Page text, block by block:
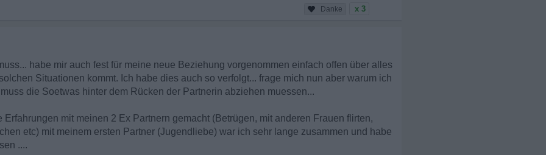
x 3
habe mir auch fest für meine neue Beziehung vorgenommen einfach offen über alles
Situationen kommt. Ich habe dies auch so verfolgt... frage mich nun aber warum ich
die Soetwas hinter dem Rücken der Partnerin abziehen muessen...
Erfahrungen mit meinen 2 Ex Partnern gemacht (Betrügen, mit anderen Frauen flirten,
etc) mit meinem ersten Partner (Jugendliebe) war ich sehr lange zusammen und habe
....